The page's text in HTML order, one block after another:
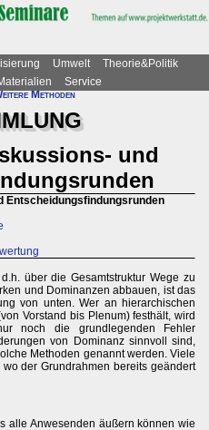
Umwelt
Theorie&Politik
Service
Methoden
und
Entscheidungsfindungsrunden
über die Gesamtstruktur Wege zu
und Dominanzen abbauen, ist das
von unten. Wer an hierarchischen
Vorstand bis Plenum) festhält, wird
noch die grundlegenden Fehler
von Dominanz sinnvoll sind,
Methoden genannt werden. Viele
der Grundrahmen bereits geändert
alle Anwesenden äußern können wie